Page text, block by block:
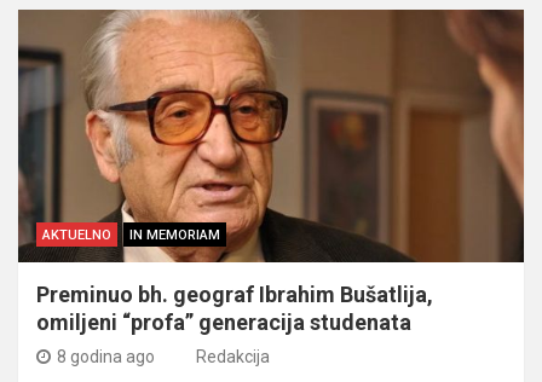
AKTUELNO IN MEMORIAM
Preminuo bh. geograf Ibrahim Bušatlija,
omiljeni “profa” generacija studenata
8 godina ago Redakcija